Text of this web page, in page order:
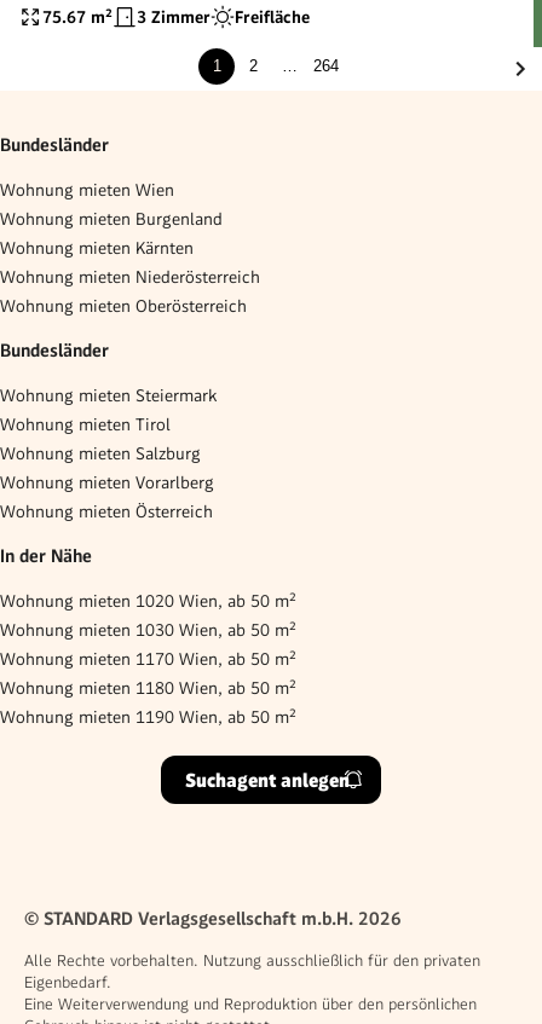
75.67 m² 3 Zimmer Freifläche
1 2 … 264
Bundesländer
Wohnung mieten Wien
Wohnung mieten Burgenland
Wohnung mieten Kärnten
Wohnung mieten Niederösterreich
Wohnung mieten Oberösterreich
Bundesländer
Wohnung mieten Steiermark
Wohnung mieten Tirol
Wohnung mieten Salzburg
Wohnung mieten Vorarlberg
Wohnung mieten Österreich
In der Nähe
Wohnung mieten 1020 Wien, ab 50 m²
Wohnung mieten 1030 Wien, ab 50 m²
Wohnung mieten 1170 Wien, ab 50 m²
Wohnung mieten 1180 Wien, ab 50 m²
Wohnung mieten 1190 Wien, ab 50 m²
Suchagent anlegen
© STANDARD Verlagsgesellschaft m.b.H. 2026
Alle Rechte vorbehalten. Nutzung ausschließlich für den privaten
Eigenbedarf.
Eine Weiterverwendung und Reproduktion über den persönlichen